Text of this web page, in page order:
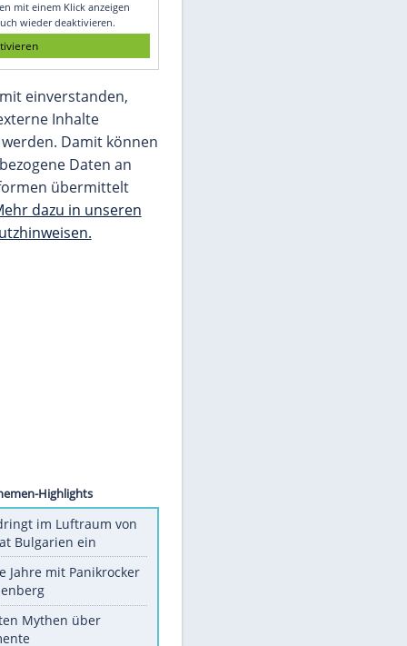
dpa
Glomex GmbH
Wir benötigen Ihre Zustimmung, um den
von unserer Redaktion eingebundenen
Inhalt von Glomex GmbH anzuzeigen. Sie
können diesen mit einem Klick anzeigen
jetzt aktivieren
Ich bin damit einverstanden,
dass mir externe Inhalte